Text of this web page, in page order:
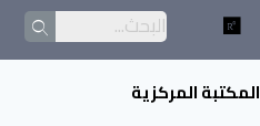
المكتبة المركزية